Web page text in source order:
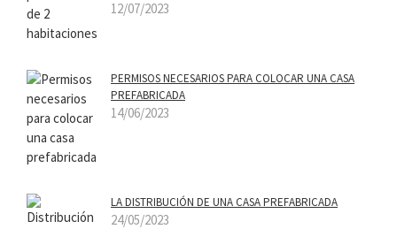
12/07/2023
PERMISOS NECESARIOS PARA COLOCAR UNA CASA
PREFABRICADA
14/06/2023
LA DISTRIBUCIÓN DE UNA CASA PREFABRICADA
24/05/2023